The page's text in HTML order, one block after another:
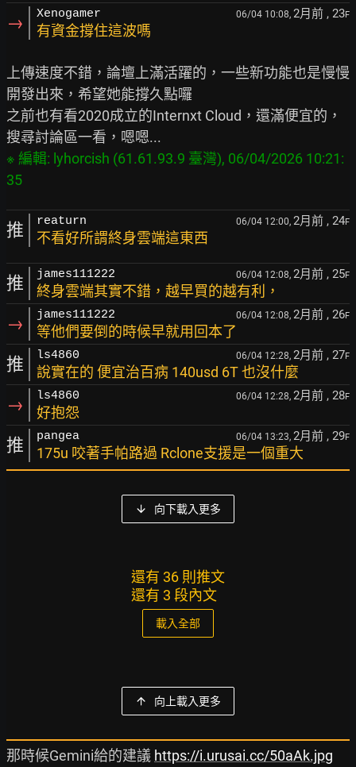
→ Xenogamer 06/04 10:08, 2月前 , 23F
有資金撐住這波嗎
上傳速度不錯，論壇上滿活躍的，一些新功能也是慢慢
開發出來，希望她能撐久點囉
之前也有看2020成立的Internxt Cloud，還滿便宜的，
※ 編輯: lyhorcish (61.61.93.9 臺灣), 06/04/2026 10:21:
推 reaturn 06/04 12:00, 2月前 , 24F
不看好所謂終身雲端這東西
推 james111222 06/04 12:08, 2月前 , 25F
終身雲端其實不錯，越早買的越有利，
→ james111222 06/04 12:08, 2月前 , 26F
等他們要倒的時候早就用回本了
推 ls4860 06/04 12:28, 2月前 , 27F
說實在的 便宜治百病 140usd 6T 也沒什麼
→ ls4860 06/04 12:28, 2月前 , 28F
好抱怨
推 pangea 06/04 13:23, 2月前 , 29F
175u 咬著手帕路過 Rclone支援是一個重大
向下載入更多
還有 36 則推文
還有 3 段內文
載入全部
向上載入更多
那時候Gemini給的建議 https://i.urusai.cc/50aAk.jpg